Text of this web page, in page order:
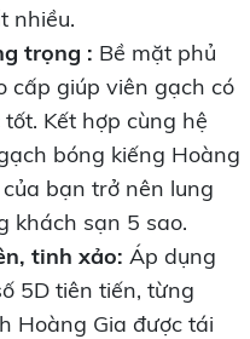
nhiều.
trọng : Bề mặt phủ
cấp giúp viên gạch có
Kết hợp cùng hệ
bóng kiếng Hoàng
bạn trở nên lung
khách sạn 5 sao.
tinh xảo: Áp dụng
5D tiên tiến, từng
Hoàng Gia được tái